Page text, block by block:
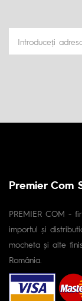
Premier Com
PREMIER COM -
importul și
mocheta și alte
România.